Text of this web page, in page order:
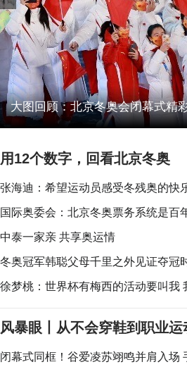
大图回顾：北京冬奥会闭幕式精
用12个数字，回看北京冬奥
张海迪：希望运动员感受冬残奥的快
国际奥委会：北京冬奥票务系统是百
中泰一家亲 共享奥运情
冬奥冠军韩聪父母千里之外见证夺冠
徐梦桃：世界杯有梅西的活动要叫我
风暴眼丨从不会穿鞋到职业
闭幕式同框！谷爱凌苏翊鸣并肩入场